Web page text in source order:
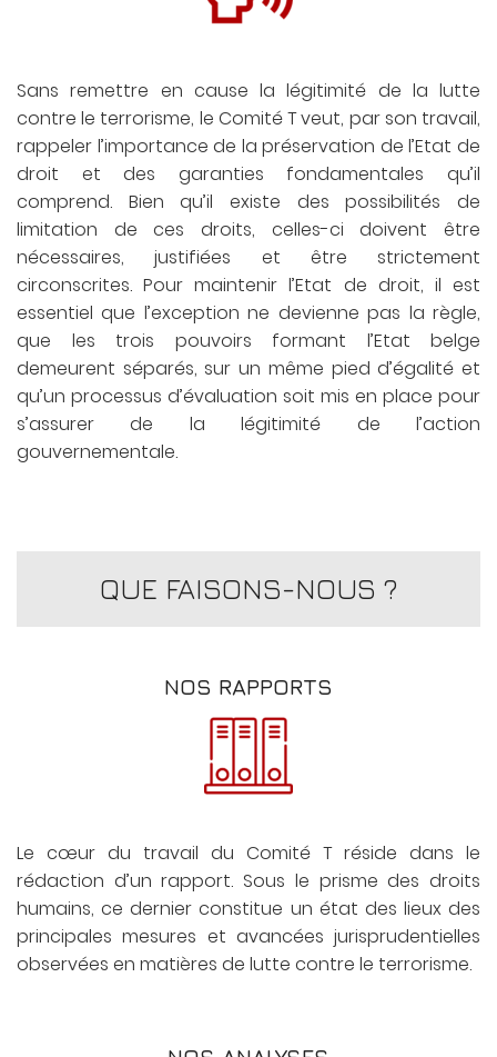
Sans remettre en cause la légitimité de la lutte
contre le terrorisme, le Comité T veut, par son travail,
rappeler l’importance de la préservation de l’Etat de
droit et des garanties fondamentales qu’il
comprend. Bien qu’il existe des possibilités de
limitation de ces droits, celles-ci doivent être
nécessaires, justifiées et être strictement
circonscrites. Pour maintenir l’Etat de droit, il est
essentiel que l’exception ne devienne pas la règle,
que les trois pouvoirs formant l’Etat belge
demeurent séparés, sur un même pied d’égalité et
qu’un processus d’évaluation soit mis en place pour
s’assurer de la légitimité de l’action
gouvernementale.
QUE FAISONS-NOUS ?
NOS RAPPORTS
Le cœur du travail du Comité T réside dans le
rédaction d’un rapport. Sous le prisme des droits
humains, ce dernier constitue un état des lieux des
principales mesures et avancées jurisprudentielles
observées en matières de lutte contre le terrorisme.